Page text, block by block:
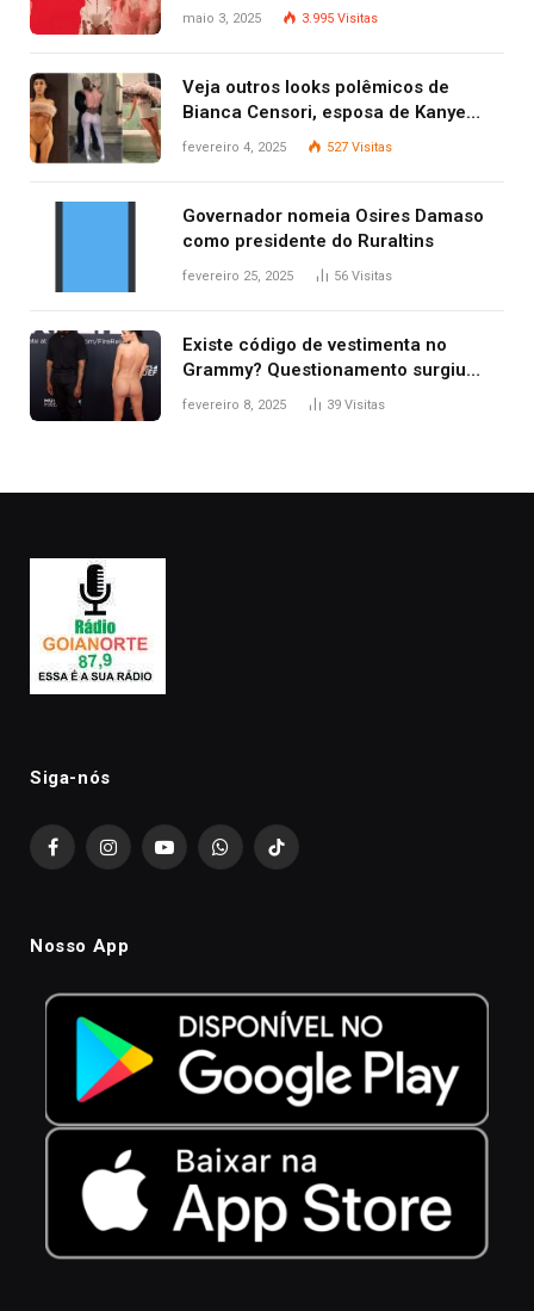
Gaga
maio 3, 2025 3.995 Visitas
Veja outros looks polêmicos de
Bianca Censori, esposa de Kanye
West que apareceu nua no Grammy
fevereiro 4, 2025 527 Visitas
Governador nomeia Osires Damaso
como presidente do Ruraltins
fevereiro 25, 2025 56 Visitas
Existe código de vestimenta no
Grammy? Questionamento surgiu
após Bianca Censori, mulher de
fevereiro 8, 2025 39 Visitas
Siga-nós
FacebookInstagramYouTubeWhatsAppTikTok
Nosso App